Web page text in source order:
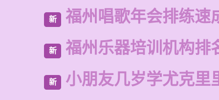
新 福州唱歌年会排练速
新 福州乐器培训机构排
新 小朋友几岁学尤克里